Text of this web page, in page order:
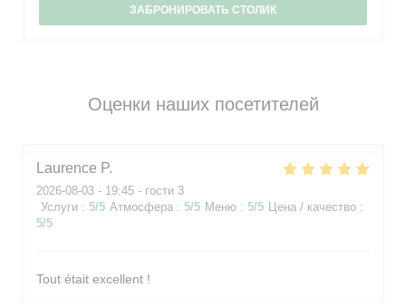
Оценки наших посетителей
Laurence P
2026-08-03 - 19:45 - гости 3
Услуги : 5/5 Атмосфера : 5/5 Меню : 5/5 Цена / качество :
5/5
Tout était excellent !
ЗАБРОНИРОВАТЬ СТОЛИК